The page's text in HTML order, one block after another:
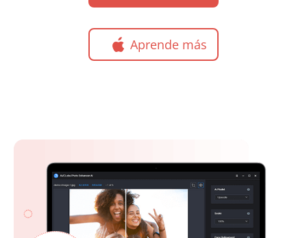
Aprende más